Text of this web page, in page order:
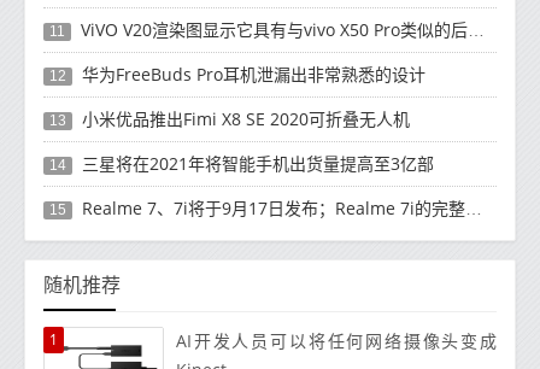
11 ViVO V20渲染图显示它具有与vivo X50 Pro类似的后部设计
12 华为FreeBuds Pro耳机泄漏出非常熟悉的设计
13 小米优品推出Fimi X8 SE 2020可折叠无人机
14 三星将在2021年将智能手机出货量提高至3亿部
15 Realme 7、7i将于9月17日发布；Realme 7i的完整规格并导致泄漏
随机推荐
1
AI开发人员可以将任何网络摄像头变成